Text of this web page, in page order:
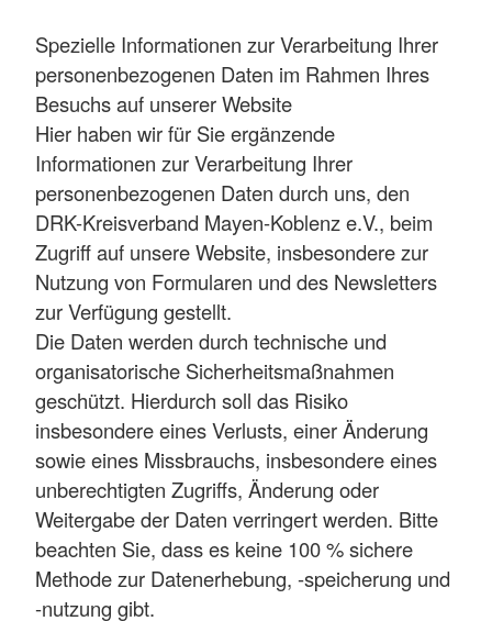
Spezielle Informationen zur Verarbeitung Ihrer
personenbezogenen Daten im Rahmen Ihres
Besuchs auf unserer Website
Hier haben wir für Sie ergänzende
Informationen zur Verarbeitung Ihrer
personenbezogenen Daten durch uns, den
DRK-Kreisverband Mayen-Koblenz e.V., beim
Zugriff auf unsere Website, insbesondere zur
Nutzung von Formularen und des Newsletters
zur Verfügung gestellt.
Die Daten werden durch technische und
organisatorische Sicherheitsmaßnahmen
geschützt. Hierdurch soll das Risiko
insbesondere eines Verlusts, einer Änderung
sowie eines Missbrauchs, insbesondere eines
unberechtigten Zugriffs, Änderung oder
Weitergabe der Daten verringert werden. Bitte
beachten Sie, dass es keine 100 % sichere
Methode zur Datenerhebung, -speicherung und
-nutzung gibt.